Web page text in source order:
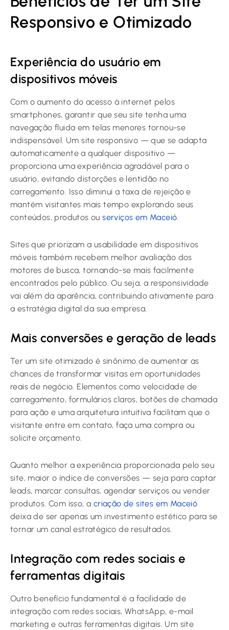
Responsivo e Otimizado
Experiência do usuário em
dispositivos móveis
Com o aumento do acesso à internet pelos
smartphones, garantir que seu site tenha uma
navegação fluida em telas menores tornou-se
indispensável. Um site responsivo — que se adapta
automaticamente a qualquer dispositivo —
proporciona uma experiência agradável para o
usuário, evitando distorções e lentidão no
carregamento. Isso diminui a taxa de rejeição e
mantém visitantes mais tempo explorando seus
conteúdos, produtos ouserviços em Maceió.
Sites que priorizam a usabilidade em dispositivos
móveis também recebem melhor avaliação dos
motores de busca, tornando-se mais facilmente
encontrados pelo público. Ou seja, a responsividade
vai além da aparência, contribuindo ativamente para
a estratégia digital da sua empresa.
Mais conversões e geração de leads
Ter um site otimizado é sinônimo de aumentar as
chances de transformar visitas em oportunidades
reais de negócio. Elementos como velocidade de
carregamento, formulários claros, botões de chamada
para ação e uma arquitetura intuitiva facilitam que o
visitante entre em contato, faça uma compra ou
solicite orçamento.
Quanto melhor a experiência proporcionada pelo seu
site, maior o índice de conversões — seja para captar
leads, marcar consultas, agendar serviços ou vender
produtos. Com isso, a criação de sites em Maceió
deixa de ser apenas um investimento estético para se
tornar um canal estratégico de resultados.
Integração com redes sociais e
ferramentas digitais
Outro benefício fundamental é a facilidade de
integração com redes sociais, WhatsApp, e-mail
marketing e outras ferramentas digitais. Um site